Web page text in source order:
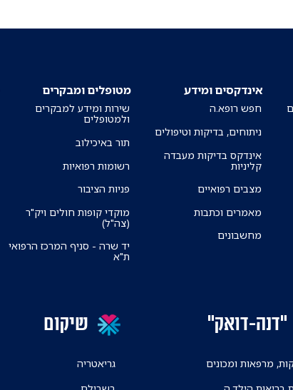
אינדקסים ומידע
חפש רופא.ה
ניתוחים, בדיקות וטיפולים
אינדקס בדיקות מעבדה
קליניות
מצבים רפואיים
מאמרים וכתבות
מחשבונים
מטופלים ומבקרים
שירות ומידע למבקרים
ולמטופלים
תור באיכילוב
רשומות רפואיות
פניות הציבור
מוקדי קופות חולים ויק"ר
(צה"ל)
יד שרה - סניף המרכז הרפואי
ת"א
"דנה-דואק"
מרפאות ומכונים
שיקום
גריאטריה